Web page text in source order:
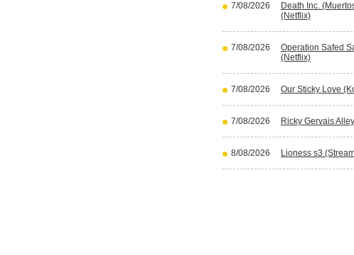
7/08/2026
Death Inc.
(Netflix)
7/08/2026
Operation Safed
(Netflix)
7/08/2026 Our Sticky Love
7/08/2026 Ricky Gervais
8/08/2026 Lioness s3